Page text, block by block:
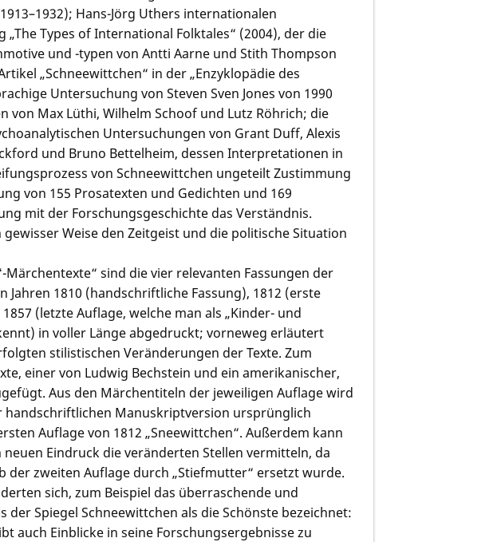
Hans-Jörg Uthers internationalen
Types of International Folktales“ (2004), der die
und -typen von Antti Aarne und Stith Thompson
„Schneewittchen“ in der „Enzyklopädie des
Untersuchung von Steven Sven Jones von 1990
von Max Lüthi, Wilhelm Schoof und Lutz Röhrich; die
Untersuchungen von Grant Duff, Alexis
und Bruno Bettelheim, dessen Interpretationen in
von Schneewittchen ungeteilt Zustimmung
von 155 Prosatexten und Gedichten und 169
mit der Forschungsgeschichte das Verständnis.
Weise den Zeitgeist und die politische Situation
Märchentexte“ sind die vier relevanten Fassungen der
Jahren 1810 (handschriftliche Fassung), 1812 (erste
(letzte Auflage, welche man als „Kinder- und
in voller Länge abgedruckt; vorneweg erläutert
stilistischen Veränderungen der Texte. Zum
einer von Ludwig Bechstein und ein amerikanischer,
Aus den Märchentiteln der jeweiligen Auflage wird
handschriftlichen Manuskriptversion ursprünglich
Auflage von 1812 „Sneewittchen“. Außerdem kann
Eindruck die veränderten Stellen vermitteln, da
der zweiten Auflage durch „Stiefmutter“ ersetzt wurde.
sich, zum Beispiel das überraschende und
Spiegel Schneewittchen als die Schönste bezeichnet:
auch Einblicke in seine Forschungsergebnisse zu